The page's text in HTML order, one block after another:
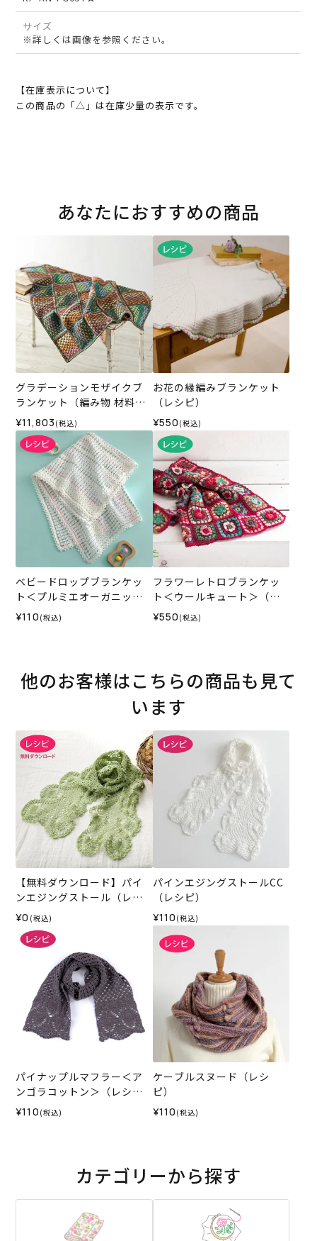
サイズ
※詳しくは画像を参照ください。
【在庫表示について】
この商品の「△」は在庫少量の表示です。
あなたにおすすめの商品
グラデーションモザイクブ
ランケット（編み物 材料セ
ット）
¥11,803 (税込)
お花の縁編みブランケット
（レシピ）
¥550 (税込)
ベビードロップブランケッ
ト＜プルミエオーガニック
コットン＞（レシピ）
¥110 (税込)
フラワーレトロブランケッ
ト＜ウールキュート＞（レ
シピ）
¥550 (税込)
他のお客様はこちらの商品も見て
います
【無料ダウンロード】パイ
ンエジングストール（レシ
ピ）
¥0 (税込)
パインエジングストールCC
（レシピ）
¥110 (税込)
パイナップルマフラー＜ア
ンゴラコットン＞（レシ
ピ）
¥110 (税込)
ケーブルスヌード（レシ
ピ）
¥110 (税込)
カテゴリーから探す